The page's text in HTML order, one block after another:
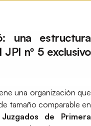
una estructura
nº 5 exclusivo
una organización que
tamaño comparable en
de Primera